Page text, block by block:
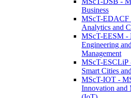
Business
MScT-EDACF
Analytics and
MScT-EESM -
Engineering
Management
MScT-ESCLiP
Smart Cities
MScT-IOT -
Innovation and